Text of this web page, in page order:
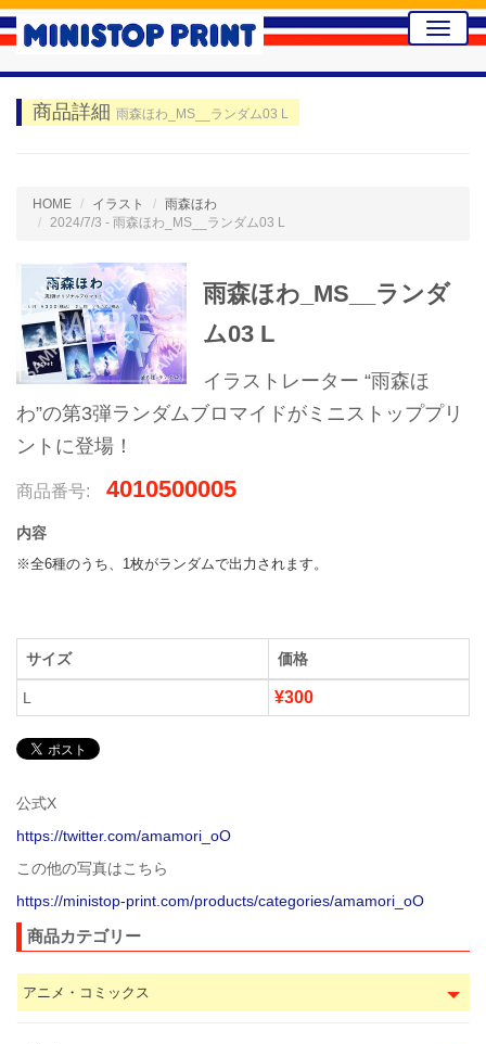
Toggle
商品詳細 雨森ほわ_MS__ランダム03 L
HOME イラスト
雨森ほわ
2024/7/3 - 雨森ほわ_MS__ランダム03 L
雨森ほわ_MS__ランダ
ム03 L
イラストレーター “雨森ほ
わ”の第3弾ランダムブロマイドがミニストッププリ
ントに登場！
商品番号: 4010500005
内容
※全6種のうち、1枚がランダムで出力されます。
サイズ 価格
L ¥300
公式X
https://twitter.com/amamori_oO
この他の写真はこちら
https://ministop-print.com/products/categories/amamori_oO
商品カテゴリー
アニメ・コミックス